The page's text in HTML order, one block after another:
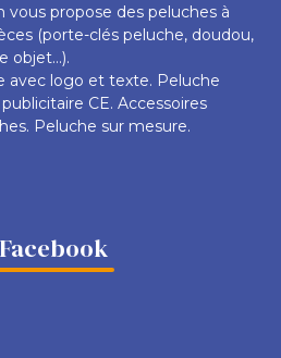
vous propose des peluches à
(porte-clés peluche, doudou,
objet...).
avec logo et texte. Peluche
CE. Accessoires
Peluche sur mesure.